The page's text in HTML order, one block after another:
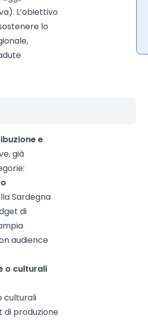
L’obiettivo
lo
e
già
Sardegna
di
audience
o culturali
culturali
di produzione